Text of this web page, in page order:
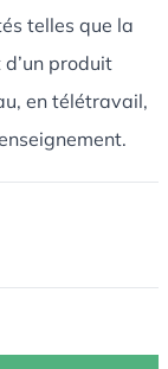
telles que la
produit
en télétravail,